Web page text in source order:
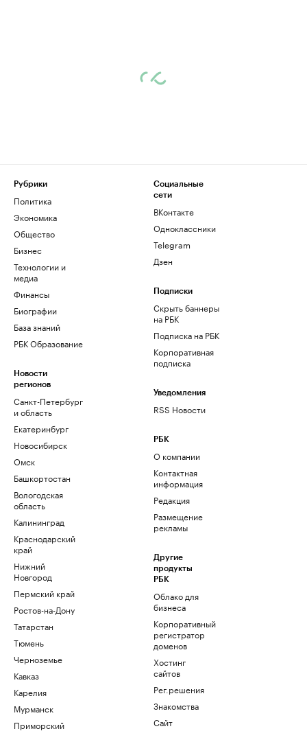
Рубрики
Политика
Экономика
Общество
Бизнес
Технологии и
медиа
Финансы
Биографии
База знаний
РБК Образование
Новости
регионов
Санкт-Петербург
и область
Екатеринбург
Новосибирск
Омск
Башкортостан
Вологодская
область
Калининград
Краснодарский
край
Нижний
Новгород
Пермский край
Ростов-на-Дону
Татарстан
Тюмень
Черноземье
Кавказ
Карелия
Мурманск
Приморский
Социальные
сети
ВКонтакте
Одноклассники
Telegram
Дзен
Подписки
Скрыть баннеры
на РБК
Подписка на РБК
Корпоративная
подписка
Уведомления
RSS Новости
РБК
О компании
Контактная
информация
Редакция
Размещение
рекламы
Другие
продукты
РБК
Облако для
бизнеса
Корпоративный
регистратор
доменов
Хостинг
сайтов
Рег.решения
Знакомства
Сайт